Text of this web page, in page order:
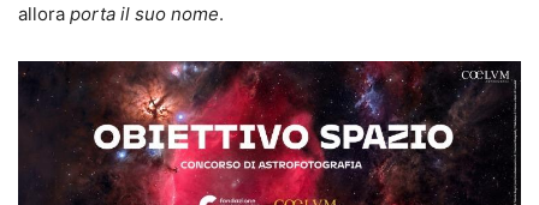
allora porta il suo nome.